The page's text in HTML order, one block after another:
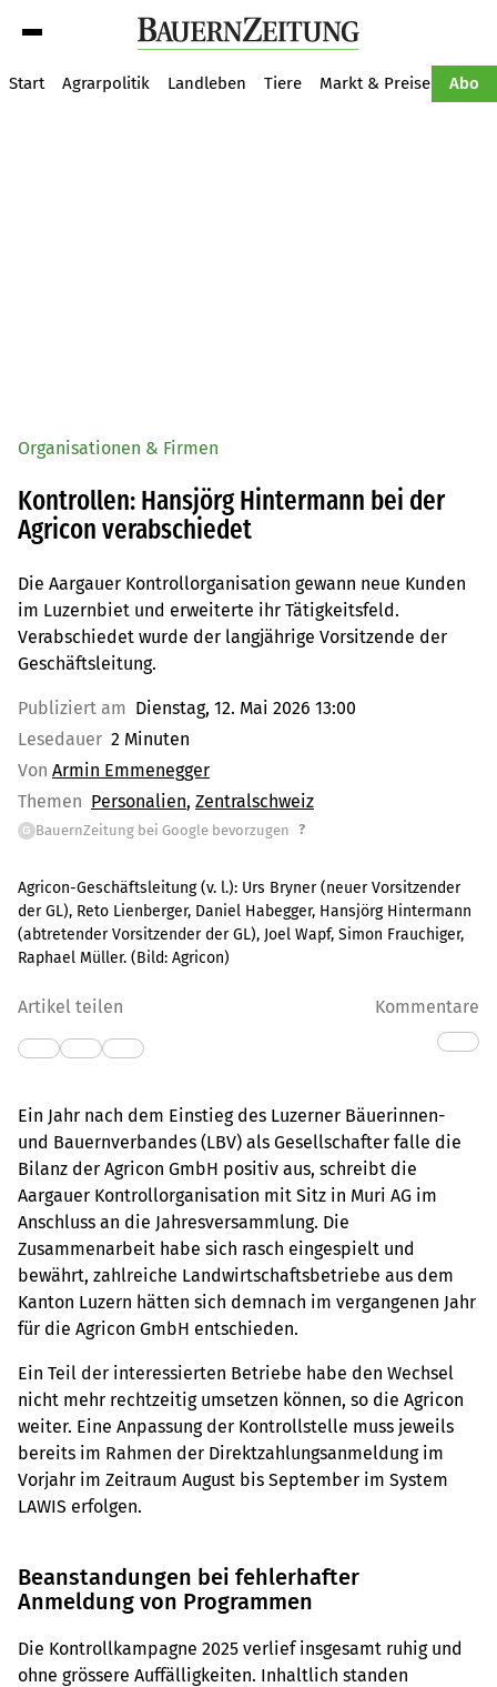
Start Agrarpolitik Landleben Tiere Markt & Preise Abo
Organisationen & Firmen
Kontrollen: Hansjörg Hintermann bei der
Agricon verabschiedet
Die Aargauer Kontrollorganisation gewann neue Kunden
im Luzernbiet und erweiterte ihr Tätigkeitsfeld.
Verabschiedet wurde der langjährige Vorsitzende der
Geschäftsleitung.
Publiziert am Dienstag, 12. Mai 2026 13:00
Lesedauer 2 Minuten
Von Armin Emmenegger
Themen Personalien Zentralschweiz
G BauernZeitung bei Google bevorzugen ?
Agricon-Geschäftsleitung (v. l.): Urs Bryner (neuer Vorsitzender
der GL), Reto Lienberger, Daniel Habegger, Hansjörg Hintermann
(abtretender Vorsitzender der GL), Joel Wapf, Simon Frauchiger,
Raphael Müller. (Bild: Agricon)
Artikel teilen Kommentare
Ein Jahr nach dem Einstieg des Luzerner Bäuerinnen-
und Bauernverbandes (LBV) als Gesellschafter falle die
Bilanz der Agricon GmbH positiv aus, schreibt die
Aargauer Kontrollorganisation mit Sitz in Muri AG im
Anschluss an die Jahresversammlung. Die
Zusammenarbeit habe sich rasch eingespielt und
bewährt, zahlreiche Landwirtschaftsbetriebe aus dem
Kanton Luzern hätten sich demnach im vergangenen Jahr
für die Agricon GmbH entschieden.
Ein Teil der interessierten Betriebe habe den Wechsel
nicht mehr rechtzeitig umsetzen können, so die Agricon
weiter. Eine Anpassung der Kontrollstelle muss jeweils
bereits im Rahmen der Direktzahlungsanmeldung im
Vorjahr im Zeitraum August bis September im System
LAWIS erfolgen.
Beanstandungen bei fehlerhafter
Anmeldung von Programmen
Die Kontrollkampagne 2025 verlief insgesamt ruhig und
ohne grössere Auffälligkeiten. Inhaltlich standen